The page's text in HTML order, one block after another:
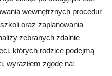
wewnętrznych procedur
oraz zaplanowania
zebranych zdalnie
których rodzice podejmą
wyraziłem zgodę na: